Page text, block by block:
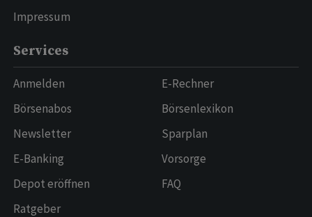
Impressum
Services
Anmelden
Börsenabos
Newsletter
E-Banking
Depot eröffnen
Ratgeber
E-Rechner
Börsenlexikon
Sparplan
Vorsorge
FAQ